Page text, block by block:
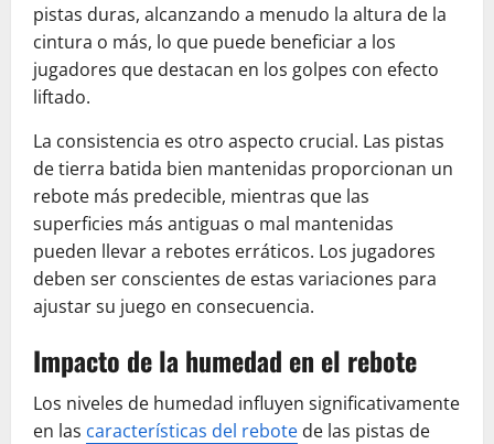
pistas duras, alcanzando a menudo la altura de la
cintura o más, lo que puede beneficiar a los
jugadores que destacan en los golpes con efecto
liftado.
La consistencia es otro aspecto crucial. Las pistas
de tierra batida bien mantenidas proporcionan un
rebote más predecible, mientras que las
superficies más antiguas o mal mantenidas
pueden llevar a rebotes erráticos. Los jugadores
deben ser conscientes de estas variaciones para
ajustar su juego en consecuencia.
Impacto de la humedad en el rebote
Los niveles de humedad influyen significativamente
en las características del rebote de las pistas de